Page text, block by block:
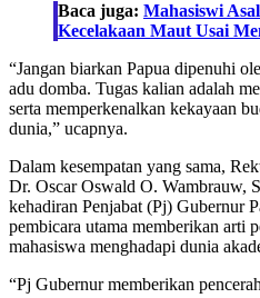
Baca juga: Mahasiswi
Kecelakaan Maut Usai
“Jangan biarkan Papua dipenuhi
adu domba. Tugas kalian adalah
serta memperkenalkan kekayaan
dunia,” ucapnya.
Dalam kesempatan yang sama,
Dr. Oscar Oswald O. Wambrauw,
kehadiran Penjabat (Pj) Gubernur
pembicara utama memberikan arti
mahasiswa menghadapi dunia
“Pj Gubernur memberikan